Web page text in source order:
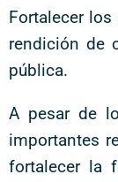
Fortalecer
rendición de
pública.
A pesar de
importantes
fortalecer la